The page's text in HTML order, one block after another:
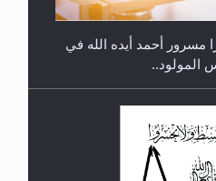
مسرور أحمد أيده الله في
المولود..